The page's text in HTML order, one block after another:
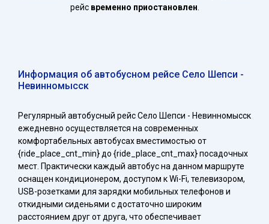
рейс временно приостановлен
Информация об автобусном рейсе Село Шепси -
Невинномысск
Регулярный автобусный рейс Село Шепси - Невинномысск
ежедневно осуществляется на современных
комфортабельных автобусах вместимостью от
{ride_place_cnt_min} до {ride_place_cnt_max} посадочных
мест. Практически каждый автобус на данном маршруте
оснащен кондиционером, доступом к Wi-Fi, телевизором,
USB-розетками для зарядки мобильных телефонов и
откидными сиденьями с достаточно широким
расстоянием друг от друга, что обеспечивает